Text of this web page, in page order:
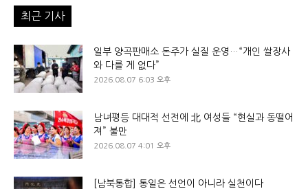
최근 기사
일부 양곡판매소 돈주가 실질 운영…“개인 쌀장사
와 다를 게 없다”
2026.08.07 6:03 오후
남녀평등 대대적 선전에 北 여성들 “현실과 동떨어
져” 불만
2026.08.07 4:01 오후
[남북통합] 통일은 선언이 아니라 실천이다